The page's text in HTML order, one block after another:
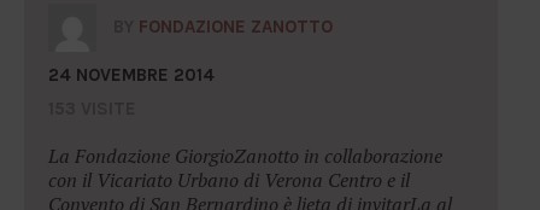
FONDAZIONE ZANOTTO
24 NOVEMBRE 2014
La Fondazione GiorgioZanotto in collaborazione
con il Vicariato Urbano di Verona Centro e il
Convento di San Bernardino è lieta di invitarLa al